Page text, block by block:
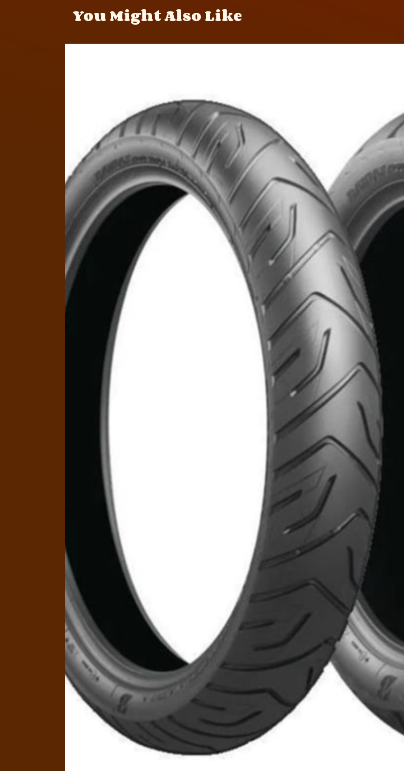
You Might Also Like